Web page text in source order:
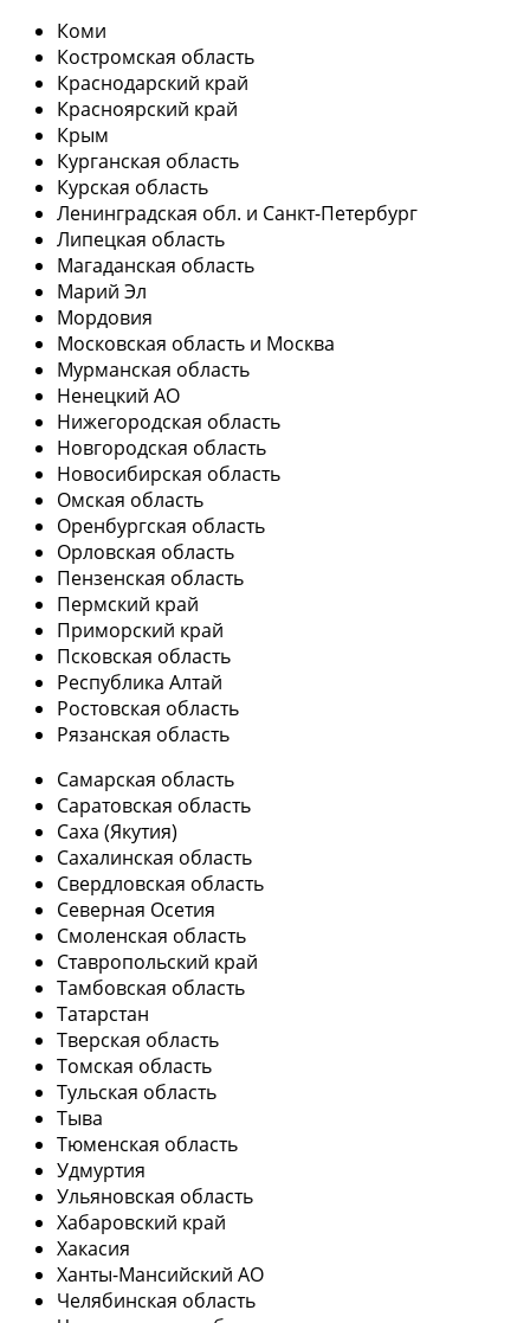
Коми
Костромская область
Краснодарский край
Красноярский край
Крым
Курганская область
Курская область
Ленинградская обл. и Санкт-Петербург
Липецкая область
Магаданская область
Марий Эл
Мордовия
Московская область и Москва
Мурманская область
Ненецкий АО
Нижегородская область
Новгородская область
Новосибирская область
Омская область
Оренбургская область
Орловская область
Пензенская область
Пермский край
Приморский край
Псковская область
Республика Алтай
Ростовская область
Рязанская область
Самарская область
Саратовская область
Саха (Якутия)
Сахалинская область
Свердловская область
Северная Осетия
Смоленская область
Ставропольский край
Тамбовская область
Татарстан
Тверская область
Томская область
Тульская область
Тыва
Тюменская область
Удмуртия
Ульяновская область
Хабаровский край
Хакасия
Ханты-Мансийский АО
Челябинская область